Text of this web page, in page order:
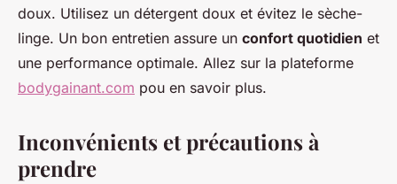
doux. Utilisez un détergent doux et évitez le sèche-
linge. Un bon entretien assure un confort quotidien et
une performance optimale. Allez sur la plateforme
bodygainant.com pou en savoir plus.
Inconvénients et précautions à
prendre